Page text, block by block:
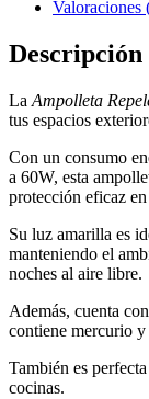
Valoraciones
Descripción
La Ampolleta
tus espacios
Con un consumo
a 60W, esta
protección eficaz
Su luz amarilla es
manteniendo el
noches al aire libre.
Además, cuenta
contiene mercurio
También es
cocinas.